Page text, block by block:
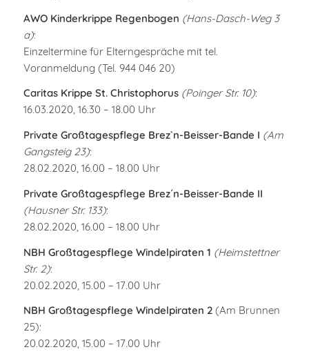
AWO Kinderkrippe Regenbogen (Hans-Dasch-Weg 3
a):
Einzeltermine für Elterngespräche mit tel.
Voranmeldung (Tel. 944 046 20)
Caritas Krippe St. Christophorus (Poinger Str. 10):
16.03.2020, 16.30 – 18.00 Uhr
Private Großtagespflege Brez`n-Beisser-Bande I (Am
Gangsteig 23):
28.02.2020, 16.00 – 18.00 Uhr
Private Großtagespflege Brez´n-Beisser-Bande II
(Hausner Str. 133):
28.02.2020, 16.00 – 18.00 Uhr
NBH Großtagespflege Windelpiraten 1 (Heimstettner
Str. 2):
20.02.2020, 15.00 – 17.00 Uhr
NBH Großtagespflege Windelpiraten 2(Am Brunnen
25):
20.02.2020, 15.00 – 17.00 Uhr